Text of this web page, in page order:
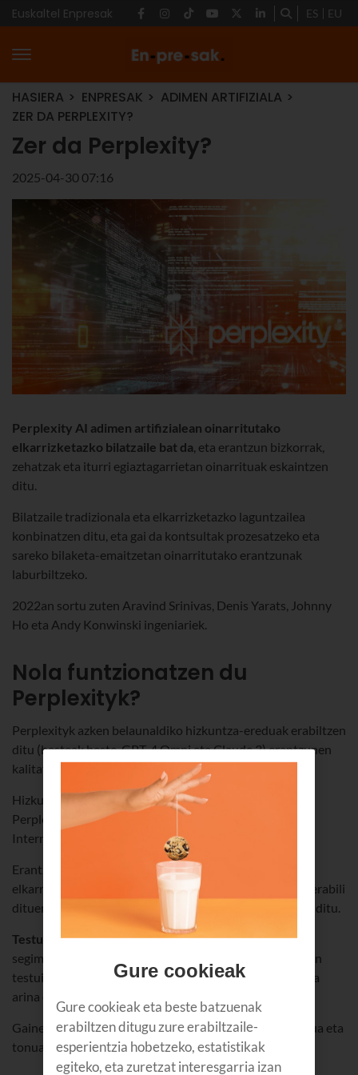
Euskaltel Enpresak ES EU
HASIERA ENPRESAK
ADIMEN ARTIFIZIALA
ZER DA PERPLEXITY?
Zer da Perplexity?
2025-04-30 07:16
Perplexity AI adimen artifizialean oinarritutako
elkarrizketazko bilatzaile bat da, eta erantzun bizkorrak,
zehatzak eta iturri egiaztagarrietan oinarrituak eskaintzen
ditu.
Bilatzaile tradizionala eta elkarrizketazko laguntzailea
konbinatzen ditu, eta gai da kontsultak prozesatzeko eta
sareko bilaketa-emaitzetan oinarritutako erantzunak
laburbiltzeko.
2022an sortu zuten Aravind Srinivas, Denis Yarats, Johnny
Ho eta Andy Konwinski ingeniariek.
Nola funtzionatzen du
Perplexityk?
Perplexityk azken belaunaldiko hizkuntza-ereduak erabiltzen
ditu (besteak beste, GPT-4 Omni eta Claude 3) erantzunen
kalitatea hobetzeko.
Hizkuntza naturala erabiliz egiten badizkiozu galderak
Perplexityri, denbora errealean bilatzen du erantzuna
Interneten; hortaz, beti eguneratuta dago informazioa.
Erantzuna ondo idatzita egongo da, erabilerraza eta
elkarrizketazkoa izango da, eta informazioa ateratzeko erabili
dituen
jatorrizko iturrietarako esteka zuzenak izango ditu.
Testuinguruaren araberako memoriadu; hau da,
segimendu-galderak egiten badituzu, aurreko kontsulten
testuingurua gogoratzen du Perplexityk, eta elkarrizketa
arina eta jarraitua ziurtatzen du.
Gainera, aukera ematen du hizkuntza, irteerako formatua eta
tonua konfiguratzeko.
Gure cookieak
Gure cookieak eta beste batzuenak
erabiltzen ditugu zure erabiltzaile-
esperientzia hobetzeko, estatistikak
egiteko, eta zuretzat interesgarria izan